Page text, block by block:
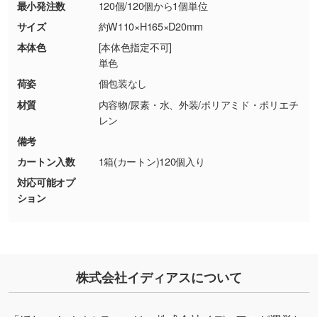
現物支給による色指定も承っております。→
しく見る
・背景がある画像からキャラクター部分だけを
使いたいです
シンプルな背景のデータや、使いたいキャラク
ター部分の輪郭がはっきりしているデータは切
・持っているデータの背景が足りない／塗り足
しの作り方が分からない
印刷したいデータが印刷範囲よりも小さい場
・デザインにQRコードを入れたい／QRコード
を生成してほしい
URLをご指定いただければ、QRコードを生成
商品が破損した場合
・商品到着後7日以上経過している場合
・お客様のご都合による返品・交換依頼(商
品・色・数量などの注文間違い等)
最小発注数
120個/120個から1個単位
サイズ
約W110×H165×D20mm
本体色
[本体色指定不可]
単色
荷姿
個包装なし
材質
内容物/尿素・水、外装/ポリアミド・ポリエチ
レン
備考
カートン入数
1箱(カートン)120個入り
対応可能オプ
ション
株式会社イディアスについて